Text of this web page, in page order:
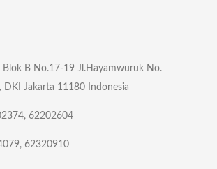
Blok B No.17-19 Jl.Hayamwuruk No.
DKI Jakarta 11180 Indonesia
62202604
62320910